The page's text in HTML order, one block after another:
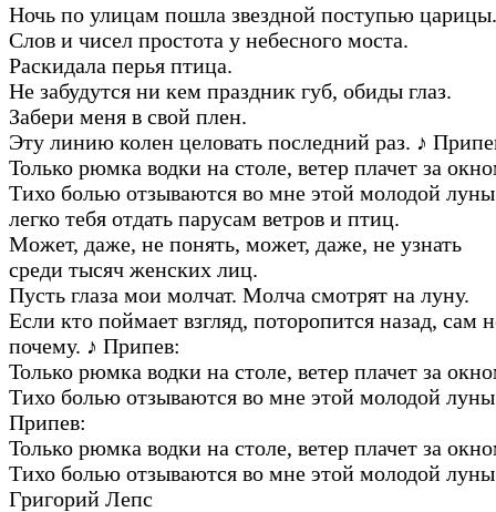
Ночь по улицам пошла звездной поступью царицы.
Слов и чисел простота у небесного моста.
Раскидала перья птица.
Не забудутся ни кем праздник губ, обиды глаз.
Забери меня в свой плен.
Эту линию колен целовать последний раз. ♪
Только рюмка водки на столе, ветер плачет за
Тихо болью отзываются во мне этой молодой
легко тебя отдать парусам ветров и птиц.
Может, даже, не понять, может, даже, не узнать
среди тысяч женских лиц.
Пусть глаза мои молчат. Молча смотрят на луну.
Если кто поймает взгляд, поторопится назад, сам
почему. ♪ Припев:
Только рюмка водки на столе, ветер плачет за
Тихо болью отзываются во мне этой молодой
Припев:
Только рюмка водки на столе, ветер плачет за
Тихо болью отзываются во мне этой молодой
Григорий Лепс